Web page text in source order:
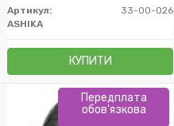
Артикул:
33-00-026
ASHIKA
КУПИТИ
Передплата
обов'язкова